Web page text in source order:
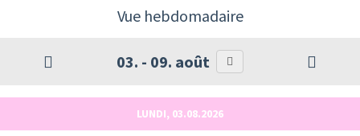
Vue hebdomadaire
03. - 09. août
LUNDI, 03.08.2026